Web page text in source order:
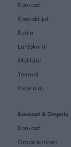
Kankaat
Kaavakirjat
Kotiin
Lahjakortit
Mallistot
Teemat
Inspiroidu
Kankaat & Ompelu
Kankaat
Ompeleminen